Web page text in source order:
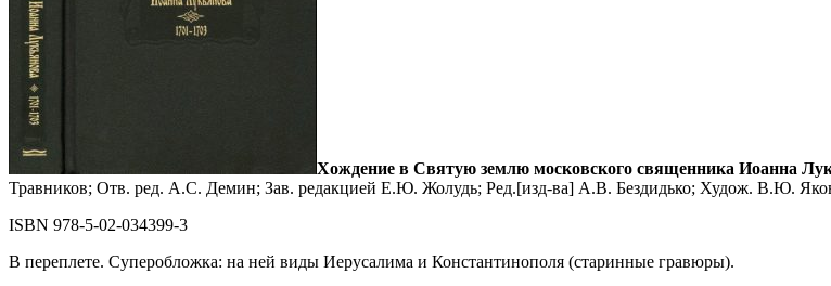
Хождение в Святую землю московского священника Иоанна
Травников; Отв. ред. A.C. Демин; Зав. редакцией Е.Ю. Жолудь; Ред.[изд-ва] A.B. Бездидько; Худож. В.Ю.
ISBN 978-5-02-034399-3
В переплете. Суперобложка: на ней виды Иерусалима и Константинополя (старинные гравюры).